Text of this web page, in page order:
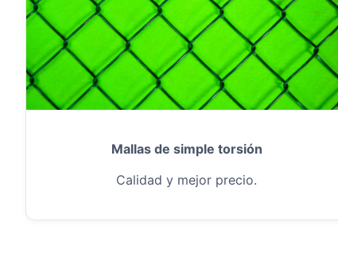
Mallas de simple torsión
Calidad y mejor precio.